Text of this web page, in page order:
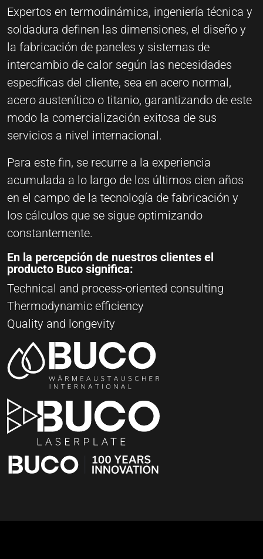
Expertos en termodinámica, ingeniería técnica y
soldadura definen las dimensiones, el diseño y
la fabricación de paneles y sistemas de
intercambio de calor según las necesidades
específicas del cliente, sea en acero normal,
acero austenítico o titanio, garantizando de este
modo la comercialización exitosa de sus
servicios a nivel internacional.
Para este fin, se recurre a la experiencia
acumulada a lo largo de los últimos cien años
en el campo de la tecnología de fabricación y
los cálculos que se sigue optimizando
constantemente.
En la percepción de nuestros clientes el
producto Buco significa:
Technical and process-oriented consulting
Thermodynamic efficiency
Quality and longevity